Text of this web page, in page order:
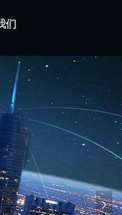
们
넲